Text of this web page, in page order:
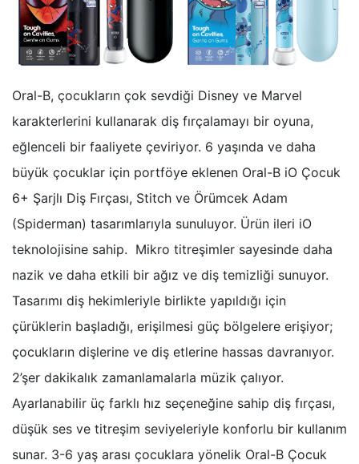
Oral-B, çocukların çok sevdiği Disney ve Marvel
karakterlerini kullanarak diş fırçalamayı bir oyuna,
eğlenceli bir faaliyete çeviriyor. 6 yaşında ve daha
büyük çocuklar için portföye eklenen Oral-B iO Çocuk
6+ Şarjlı Diş Fırçası, Stitch ve Örümcek Adam
(Spiderman) tasarımlarıyla sunuluyor. Ürün ileri iO
teknolojisine sahip. Mikro titreşimler sayesinde daha
nazik ve daha etkili bir ağız ve diş temizliği sunuyor.
Tasarımı diş hekimleriyle birlikte yapıldığı için
çürüklerin başladığı, erişilmesi güç bölgelere erişiyor;
çocukların dişlerine ve diş etlerine hassas davranıyor.
2’şer dakikalık zamanlamalarla müzik çalıyor.
Ayarlanabilir üç farklı hız seçeneğine sahip diş fırçası,
düşük ses ve titreşim seviyeleriyle konforlu bir kullanım
sunar. 3-6 yaş arası çocuklara yönelik Oral-B Çocuk